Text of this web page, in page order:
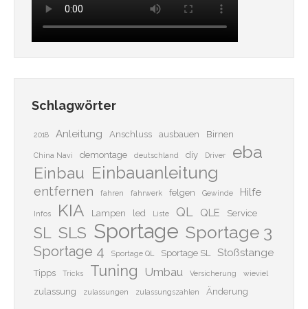
Schlagwörter
2018 Anleitung Anschluss ausbauen Birnen
China Navi demontage deutschland diy Driver eba
Einbau Einbauanleitung
entfernen fahren fahrwerk felgen Gewinde Hilfe
Infos KIA Lampen led Liste QL QLE Service
SL SLS Sportage Sportage 3
Sportage 4 Sportage QL Sportage SL Stoßstange
Tipps Tricks Tuning Umbau Versicherung wieviel
zulassung zulassungen zulassungszahlen Änderung